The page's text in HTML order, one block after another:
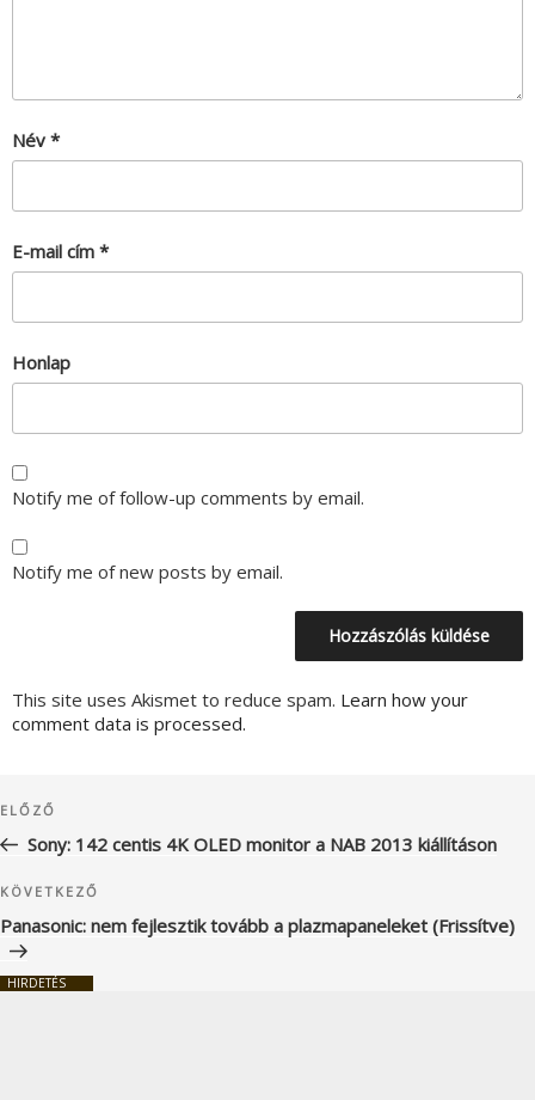
Név *
E-mail cím *
Honlap
Notify me of follow-up comments by email.
Notify me of new posts by email.
This site uses Akismet to reduce spam. Learn how your
comment data is processed.
navigáció
Korábbi
bejegyzés
ELŐZŐ
Sony: 142 centis 4K OLED monitor a NAB 2013 kiállításon
Következő
bejegyzés
KÖVETKEZŐ
Panasonic: nem fejlesztik tovább a plazmapaneleket (Frissítve)
HIRDETÉS